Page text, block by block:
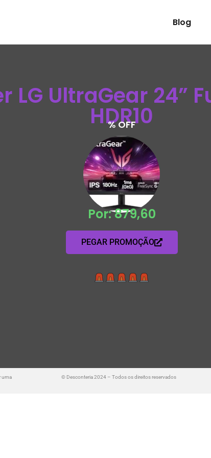
Blog
UltraGear 24”
HDR10
% OFF
Por: 879,60
PEGAR PROMOÇÃO
uma
© Desconteria 2024 – Todos os direitos reservados